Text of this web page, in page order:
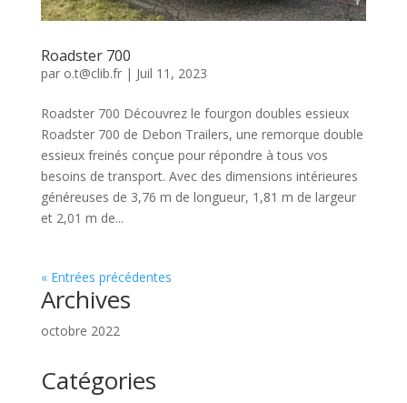
Roadster 700
par o.t@clib.fr| Juil 11, 2023
Roadster 700 Découvrez le fourgon doubles essieux
Roadster 700 de Debon Trailers, une remorque double
essieux freinés conçue pour répondre à tous vos
besoins de transport. Avec des dimensions intérieures
généreuses de 3,76 m de longueur, 1,81 m de largeur
et 2,01 m de...
« Entrées précédentes
Archives
octobre 2022
Catégories